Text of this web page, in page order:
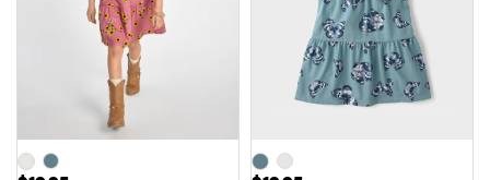
Precio: $19.95
$19.95 Precio: $19.95
$19.95